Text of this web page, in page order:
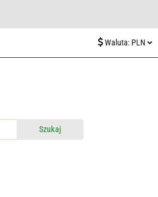
Waluta: PLN